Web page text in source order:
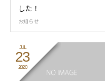
した！
お知らせ
JUL
23
2020